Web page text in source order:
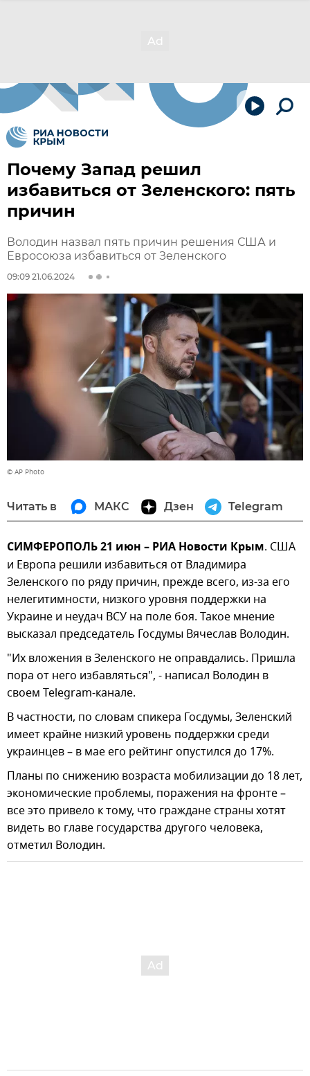
Почему Запад решил
избавиться от Зеленского: пять
причин
Володин назвал пять причин решения США и
Евросоюза избавиться от Зеленского
09:09 21.06.2024
© AP Photo
Читать в МАКС Дзен Telegram
СИМФЕРОПОЛЬ 21 июн – РИА Новости Крым. США
и Европа решили избавиться от Владимира
Зеленского по ряду причин, прежде всего, из-за его
нелегитимности, низкого уровня поддержки на
Украине и неудач ВСУ на поле боя. Такое мнение
высказал председатель Госдумы Вячеслав Володин.
"Их вложения в Зеленского не оправдались. Пришла
пора от него избавляться", - написал Володин в
своем Telegram-канале.
В частности, по словам спикера Госдумы, Зеленский
имеет крайне низкий уровень поддержки среди
украинцев – в мае его рейтинг опустился до 17%.
Планы по снижению возраста мобилизации до 18 лет,
экономические проблемы, поражения на фронте –
все это привело к тому, что граждане страны хотят
видеть во главе государства другого человека,
отметил Володин.